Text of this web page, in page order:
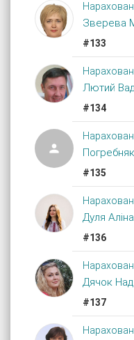
Зверева
#133
Лютий
#134

#135
Дуля
#136
Дячок
#137